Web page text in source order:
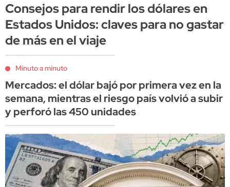
Consejos para rendir los dólares en
Estados Unidos: claves para no gastar
de más en el viaje
Minuto a minuto
Mercados: el dólar bajó por primera vez en la
semana, mientras el riesgo país volvió a subir
y perforó las 450 unidades